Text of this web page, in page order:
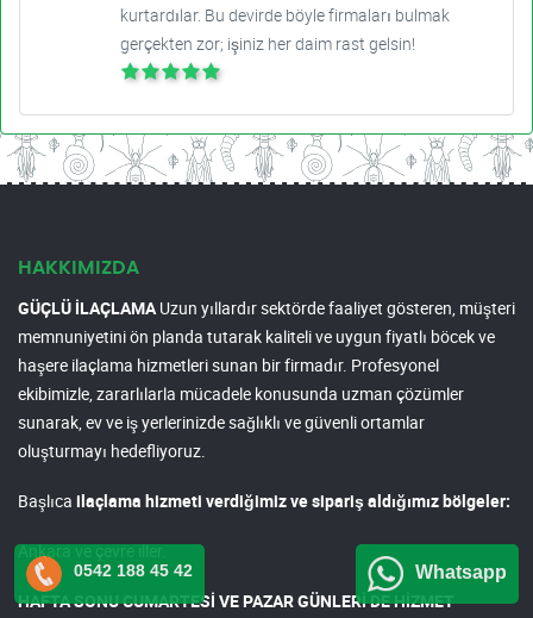
kurtardılar. Bu devirde böyle firmaları bulmak
gerçekten zor; işiniz her daim rast gelsin!
HAKKIMIZDA
GÜÇLÜ İLAÇLAMAUzun yıllardır sektörde faaliyet gösteren, müşteri
memnuniyetini ön planda tutarak kaliteli ve uygun fiyatlı böcek ve
haşere ilaçlama hizmetleri sunan bir firmadır. Profesyonel
ekibimizle, zararlılarla mücadele konusunda uzman çözümler
sunarak, ev ve iş yerlerinizde sağlıklı ve güvenli ortamlar
oluşturmayı hedefliyoruz.
Başlıca ilaçlama hizmeti verdiğimiz ve sipariş aldığımız bölgeler:
Ankara ve çevre iller.
HAFTA SONU CUMARTESİ VE PAZAR GÜNLERİ DE HİZMET
0542 188 45 42 Whatsapp